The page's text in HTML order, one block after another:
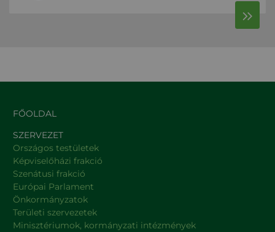
FŐOLDAL
SZERVEZET
Országos testületek
Képviselőházi frakció
Szenátusi frakció
Európai Parlament
Önkormányzatok
Területi szervezetek
Minisztériumok, kormányzati intézmények